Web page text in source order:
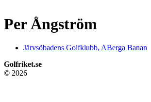
Per Ångström
Järvsöbadens Golfklubb, ABerga Banan
Golfriket.se
© 2026